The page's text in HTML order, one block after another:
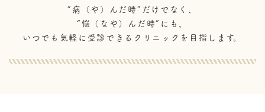
“病（や）んだ時”だけでなく、
“悩（なや）んだ時”にも、
いつでも気軽に受診できるクリニックを目指します。